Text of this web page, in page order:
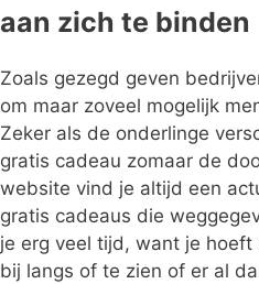
aan zich te binden
Zoals gezegd geven
om maar zoveel mogelijk
Zeker als de onderlinge
gratis cadeau zomaar de
website vind je altijd een
gratis cadeaus die
je erg veel tijd, want je
bij langs of te zien of er al